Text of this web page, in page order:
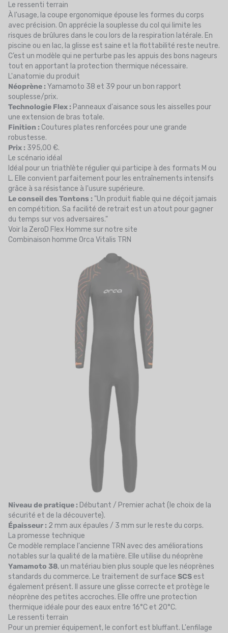
Le ressenti terrain
À l'usage, la coupe ergonomique épouse les formes du corps
avec précision. On apprécie la souplesse du col qui limite les
risques de brûlures dans le cou lors de la respiration latérale. En
piscine ou en lac, la glisse est saine et la flottabilité reste neutre.
C’est un modèle qui ne perturbe pas les appuis des bons nageurs
tout en apportant la protection thermique nécessaire.
L'anatomie du produit
Néoprène :Yamamoto 38 et 39 pour un bon rapport
souplesse/prix.
Technologie Flex : Panneaux d'aisance sous les aisselles pour
une extension de bras totale.
Finition : Coutures plates renforcées pour une grande
robustesse.
Prix : 395,00 €.
Le scénario idéal
Idéal pour un triathlète régulier qui participe à des formats M ou
L. Elle convient parfaitement pour les entraînements intensifs
grâce à sa résistance à l'usure supérieure.
Le conseil des Tontons : "Un produit fiable qui ne déçoit jamais
en compétition. Sa facilité de retrait est un atout pour gagner
du temps sur vos adversaires."
Voir la ZeroD Flex Homme sur notre site
Combinaison homme Orca Vitalis TRN
Niveau de pratique : Débutant / Premier achat (le choix de la
sécurité et de la découverte).
Épaisseur : 2 mm aux épaules / 3 mm sur le reste du corps.
La promesse technique
Ce modèle remplace l'ancienne TRN avec des améliorations
notables sur la qualité de la matière. Elle utilise du néoprène
Yamamoto 38, un matériau bien plus souple que les néoprènes
standards du commerce. Le traitement de surface SCS est
également présent. Il assure une glisse correcte et protège le
néoprène des petites accroches. Elle offre une protection
thermique idéale pour des eaux entre 16°C et 20°C.
Le ressenti terrain
Pour un premier équipement, le confort est bluffant. L'enfilage